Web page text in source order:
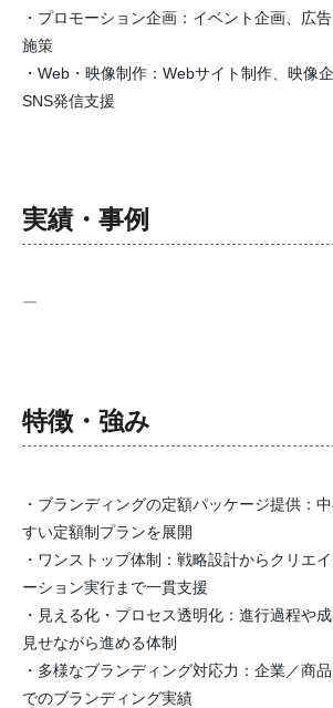
・プロモーション企画：イベント企画、広
施策
・Web・映像制作：Webサイト制作、映像
SNS発信支援
実績・事例
ー
特徴・強み
・ブランディングの定額パッケージ提供：
すい定額制プランを展開
・ワンストップ体制：戦略設計からクリエ
ーション実行まで一貫支援
・見える化・プロセス透明化：進行過程や
見せながら進める体制
・多様なブランディング対応力：企業／商
でのブランディング実績